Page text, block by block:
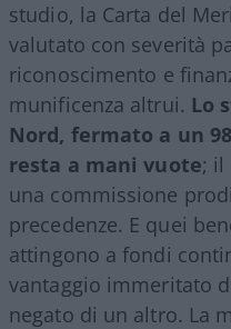
studio, la Carta del
valutato con severità
riconoscimento e
munificenza altrui. Lo
Nord, fermato a un
resta a mani vuote; il
una commissione
precedenze. E quei
attingono a fondi
vantaggio immeritato
negato di un altro. La